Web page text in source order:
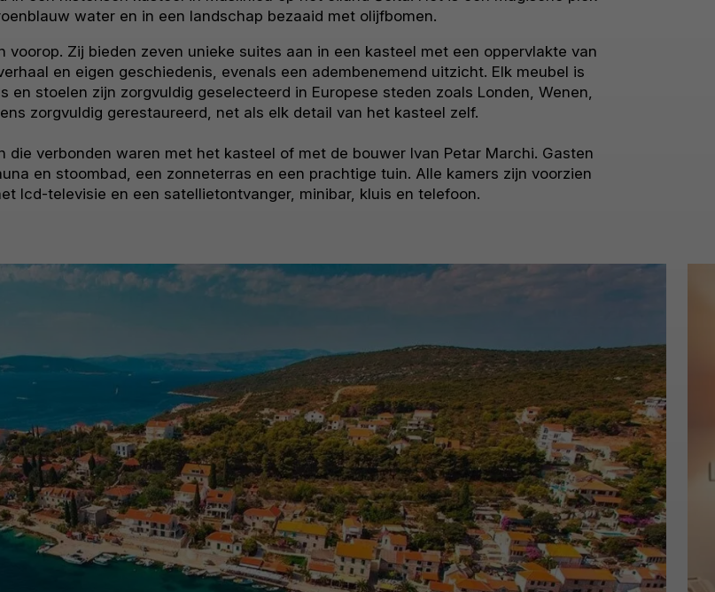
water en in een landschap bezaaid met olijfbomen.
Zij bieden zeven unieke suites aan in een kasteel met een oppervlakte van
en eigen geschiedenis, evenals een adembenemend uitzicht. Elk meubel is
en stoelen zijn zorgvuldig geselecteerd in Europese steden zoals Londen, Wenen,
zorgvuldig gerestaureerd, net als elk detail van het kasteel zelf.
verbonden waren met het kasteel of met de bouwer Ivan Petar Marchi. Gasten
en stoombad, een zonneterras en een prachtige tuin. Alle kamers zijn voorzien
lcd-televisie en een satellietontvanger, minibar, kluis en telefoon.